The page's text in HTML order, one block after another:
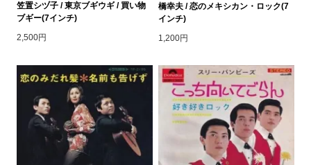
笠置シヅ子 / 東京ブギウギ / 買い物
ブギー(7インチ)
2,500円
橋幸夫 / 恋のメキシカン・ロック(7
インチ)
1,200円